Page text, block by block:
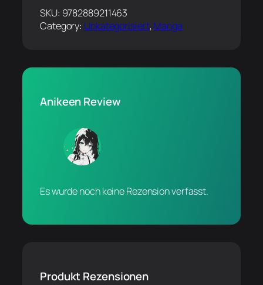
SKU: 9782889211463
Category: Unkategorisiert, Manga
Anikeen Review
Es wurde noch keine Rezension verfasst.
Produkt Rezensionen